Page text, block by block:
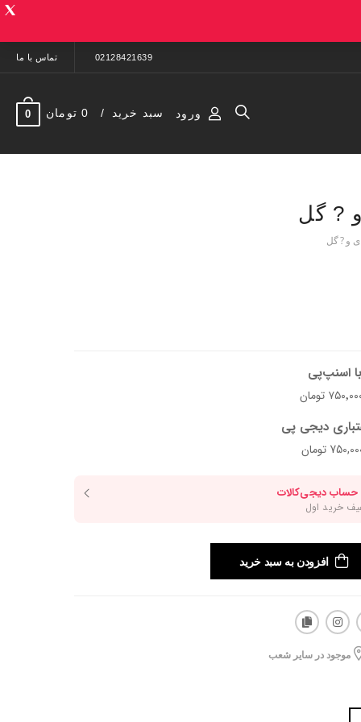
02128421639 تماس با ما
ورود سبد خرید 0 تومان 0
? گل
و ? گل
اسنپ‌پی
دیجی پی
افزودن به سبد خرید
موجود در سایر شعب